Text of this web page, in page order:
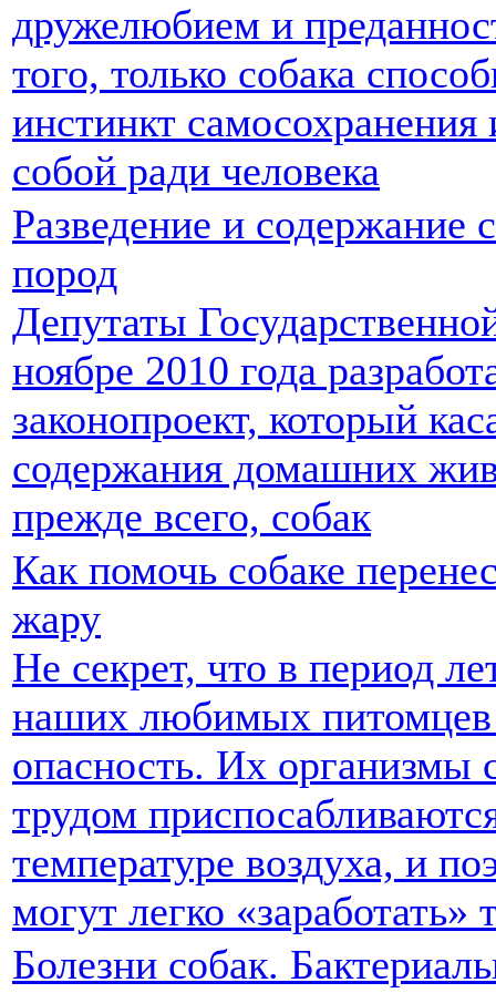
дружелюбием и
того, только собака
инстинкт самосохранения
собой ради человека
Разведение и содержание
пород
Депутаты
ноябре 2010 года
законопроект, который
содержания домашних
прежде всего, собак
Как помочь собаке
жару
Не секрет, что в период
наших любимых питомцев
опасность. Их организмы
трудом
температуре воздуха, и
могут легко «заработать»
Болезни собак.